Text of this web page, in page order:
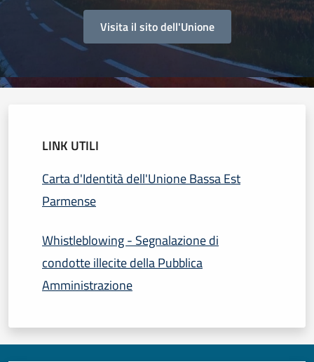
Visita il sito dell'Unione
LINK UTILI
Carta d'Identità dell'Unione Bassa Est
Parmense
Whistleblowing - Segnalazione di
condotte illecite della Pubblica
Amministrazione